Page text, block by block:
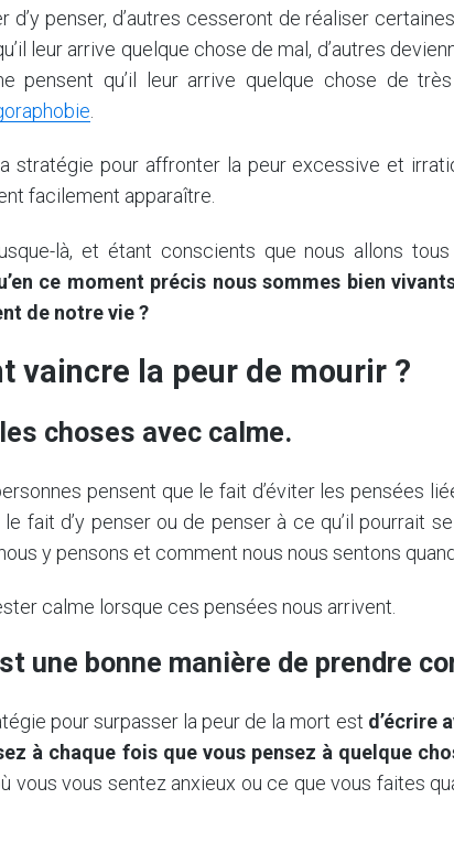
d’y penser, d’autres cesseront de réaliser
leur arrive quelque chose de mal, d’autres
pensent qu’il leur arrive quelque chose de
stratégie pour affronter la peur excessive et
facilement apparaître.
là, et étant conscients que nous allons tous
ce moment précis nous sommes bien
de notre vie ?
vaincre la peur de mourir ?
choses avec calme.
pensent que le fait d’éviter les pensées
fait d’y penser ou de penser à ce qu’il pourrait
y pensons et comment nous nous sentons
calme lorsque ces pensées nous arrivent.
une bonne manière de prendre
pour surpasser la peur de la mort est d’écrire
à chaque fois que vous pensez à quelque
vous vous sentez anxieux ou ce que vous faites